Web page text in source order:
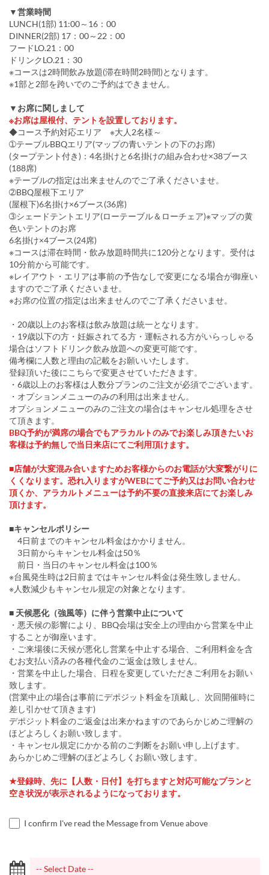
▼営業時間
LUNCH(1部) 11:00～16：00
DINNER(2部) 17：00～22：00
フードLO.21：00
ドリンクLO.21：30
※コースは2時間飲み放題(滞在時間2時間)となります。
※1部と2部を跨いでのご予約はできません。
▼お席に関しまして
※お席は屋根付、テントを設置しております。
◆コース予約対応エリア ※大人2名様～
➀テーブルBBQエリア(マップの青いテントの下のお席)
(タープテント付き)：4名掛けと6名掛けの組み合わせ×38ブース
(188席)
※テーブルの指定は出来ませんのでご了承くださいませ。
➁BBQ屋根下エリア
(屋根下)6名掛け×6ブース(36席)
➂シェードテントエリア(ローテーブル＆ローチェア)※マップの黄
色いテントのお席
6名掛け×4ブース(24席)
※コースは滞在時間・飲み放題時間共に120分となります。受付は
10分前から可能です。
※レイアウト・エリアは事前の予告なしで変更になる場合が御座い
ますのでご了承くださいませ。
※お席の位置の指定は出来ませんのでご了承くださいませ。
・20歳以上のお客様は飲み放題は統一となります。
・19歳以下の方・妊娠されてる方・運転される方がいらっしゃる
場合はソフトドリンク飲み放題への変更可能です。
備考欄に人数と理由の記載をお願いいたします。
登録頂いた後にこちらで変更させていただきます。
・6歳以上のお客様は人数分プランのご注文が必須でございます。
・オプションメニューのみの利用は出来ません。
オプションメニューのみのご注文の場合はキャンセル処理をさせ
て頂きます。
BBQ予約が満席の場合でもアラカルトのみでお楽しみ頂きたいお
客様は予約無しで当日来店にてご利用頂けます。
■店舗が大変混み合いますためお客様からのお電話が大変繋がりに
くくなります。恐れ入りますがWEBにてご予約又はお問い合わせ
頂くか、アラカルトメニューは予約不要の直接来店にてお楽しみ
頂けます。
■キャンセルポリシー
4日前までのキャンセル料金はかかりません。
3日前からキャンセル料金は50％
前日・当日のキャンセル料金は100％
※台風発生時は2日前まではキャンセル料金は発生致しません。
※人数減少もキャンセル規定の対象となります。
■ 天候悪化（強風等）に伴う営業中止について
・悪天候の影響により、BBQ会場は安全上の理由から営業を中止
することが御座います。
・ご来場後に天候が悪化し営業を中止する場合、ご利用料金を含
むお支払い済みの各種代金のご返金は致しません。
・営業を中止した場合、日程を変更していただきご利用をお願い
致します。
(営業中止の場合は事前にデポジット料金を頂戴し、次回開催時に
差し引かせて頂きます)
デポジット料金のご返金は出来かねますのであらかじめご理解の
ほどよろしくお願い致します。
・キャンセル規定にかかる前のご判断をお願い申し上げます。
あらかじめご理解のほどよろしくお願い致します。
★登録時、先に【人数・日付】を打ちますと対応可能なプランと
空き状況が表示されるようになっております。
I confirm I've read the Message from Venue above